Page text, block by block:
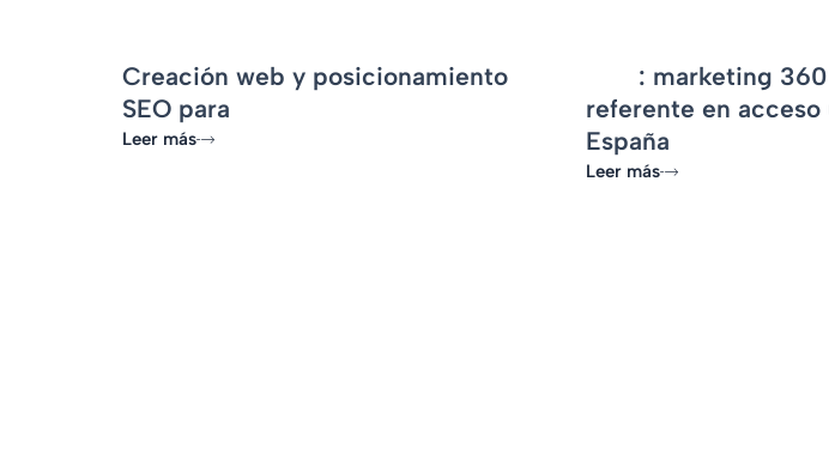
Creación web y posicionamiento
SEO para
Leer más
: marketing
referente en
España
Leer más